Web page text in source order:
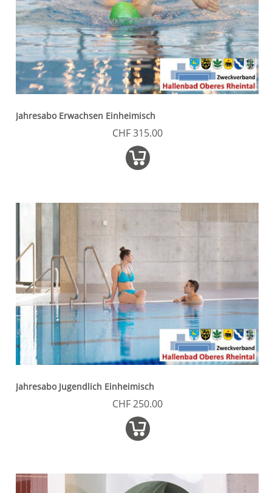
Jahresabo Erwachsen Einheimisch
CHF 315.00
Jahresabo Jugendlich Einheimisch
CHF 250.00